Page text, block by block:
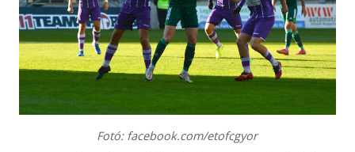
Fotó: facebook.com/etofcgyor